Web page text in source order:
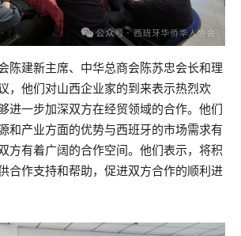
陈建新主席、中华总商会陈苏忠会长和理
，他们对山西企业家的到来表示热烈欢
进一步加深双方在经贸领域的合作。他们
和产业方面的优势与西班牙的市场需求有
方有着广阔的合作空间。他们表示，将积
合作支持和帮助，促进双方合作的顺利进